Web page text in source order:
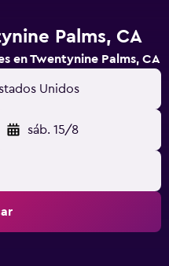
Palms, CA
en Twentynine Palms, CA
Unidos
sáb. 15/8